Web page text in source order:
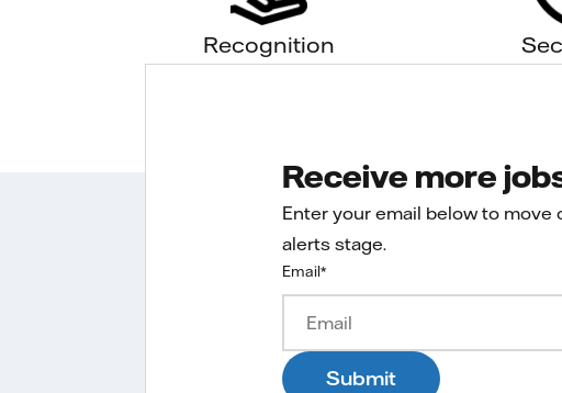
Recognition
Receive more
Enter your email below to move
alerts stage.
Email*
Submit